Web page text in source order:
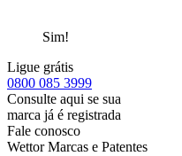
Sim!
Ligue grátis
0800 085 3999
Consulte aqui se sua
marca já é registrada
Fale conosco
Wettor Marcas e Patentes